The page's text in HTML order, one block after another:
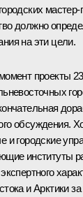
должно
на эти цели.
проекты
обсуждения.
и городские
институты
и Арктики